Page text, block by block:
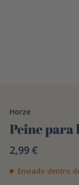
Horze
Peine para
2,99 €
Enviado dentro